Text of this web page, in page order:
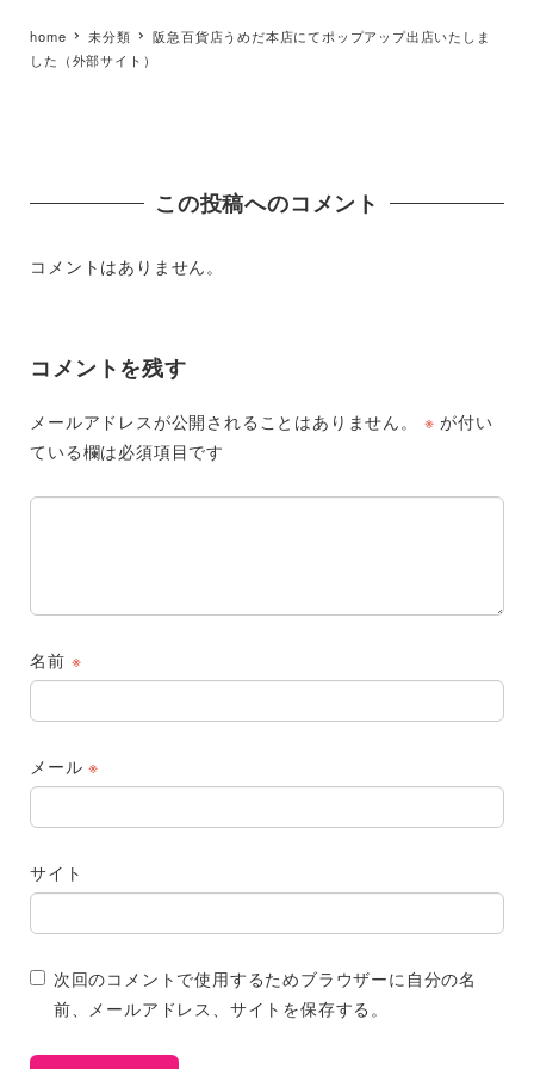
home 未分類
阪急百貨店うめだ本店にてポップアップ出店いたしま
した（外部サイト）
この投稿へのコメント
コメントはありません。
コメントを残す
メールアドレスが公開されることはありません。 ※ が付い
ている欄は必須項目です
名前 ※
メール※
サイト
次回のコメントで使用するためブラウザーに自分の名
前、メールアドレス、サイトを保存する。